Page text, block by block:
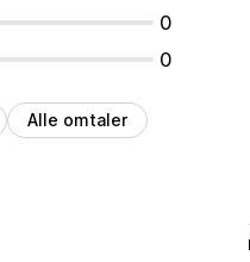
0
0
Alle omtaler